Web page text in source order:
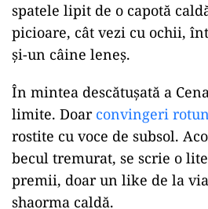
spatele lipit de o capotă
picioare, cât vezi cu ochii,
și-un câine leneș.
În mintea descătușată a
limite. Doar convingeri
rostite cu voce de subsol.
becul tremurat, se scrie o
premii, doar un like de la
shaorma caldă.